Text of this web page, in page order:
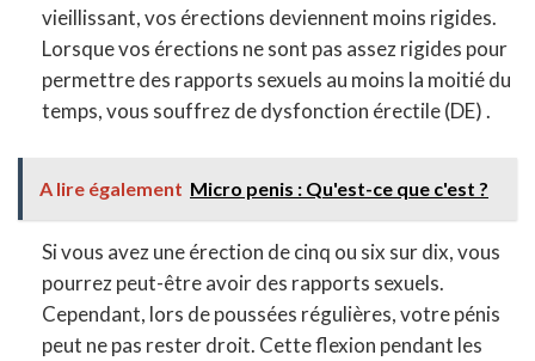
vieillissant, vos érections deviennent moins rigides.
Lorsque vos érections ne sont pas assez rigides pour
permettre des rapports sexuels au moins la moitié du
temps, vous souffrez de dysfonction érectile (DE) .
A lire également Micro penis : Qu'est-ce que c'est ?
Si vous avez une érection de cinq ou six sur dix, vous
pourrez peut-être avoir des rapports sexuels.
Cependant, lors de poussées régulières, votre pénis
peut ne pas rester droit. Cette flexion pendant les